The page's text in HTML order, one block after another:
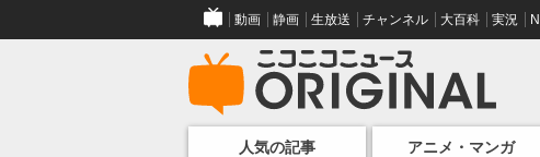
動画 静画 生放送 チャンネル 大百科 実況
人気の記事 アニメ・マンガ